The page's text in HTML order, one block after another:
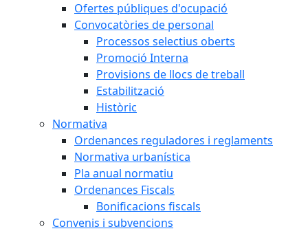
Ofertes públiques d'ocupació
Convocatòries de personal
Processos selectius oberts
Promoció Interna
Provisions de llocs de treball
Estabilització
Històric
Normativa
Ordenances reguladores i reglaments
Normativa urbanística
Pla anual normatiu
Ordenances Fiscals
Bonificacions fiscals
Convenis i subvencions